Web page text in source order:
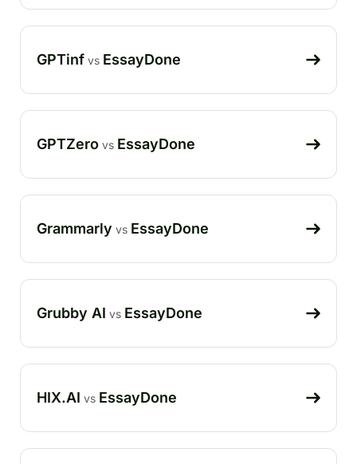
GPTinf vs EssayDone
GPTZero vs EssayDone
Grammarly vs EssayDone
Grubby AI vs EssayDone
HIX.AI vs EssayDone